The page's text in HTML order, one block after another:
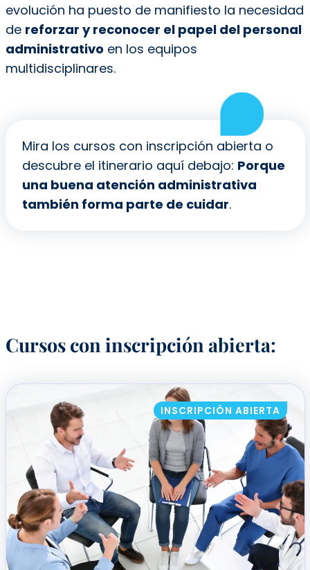
evolución ha puesto de manifiesto la necesidad
de reforzar y reconocer el papel del personal
administrativo en los equipos
multidisciplinares.
Mira los cursos con inscripción abierta o
descubre el itinerario aquí debajo: Porque
una buena atención administrativa
también forma parte de cuidar.
Cursos con inscripción abierta:
INSCRIPCIÓN ABIERTA